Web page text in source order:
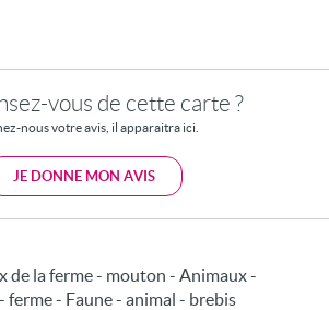
vous de cette carte ?
nous votre avis, il apparaitra ici.
JE DONNE MON AVIS
de la ferme - mouton - Animaux -
ferme - Faune - animal - brebis